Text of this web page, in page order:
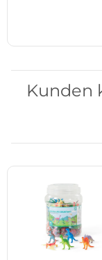
Kunden